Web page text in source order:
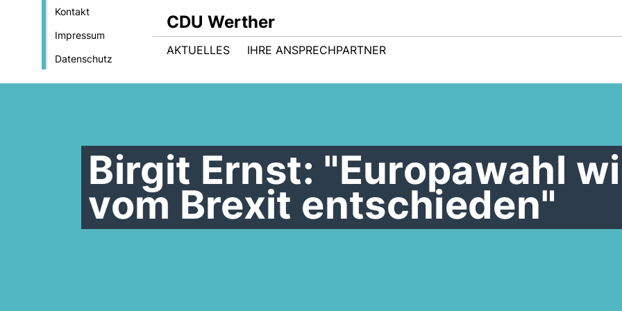
Kontakt
Impressum
Datenschutz
CDU Werther
AKTUELLES IHRE ANSPRECHPARTNER
Birgit Ernst: "Europawahl
vom Brexit entschieden"